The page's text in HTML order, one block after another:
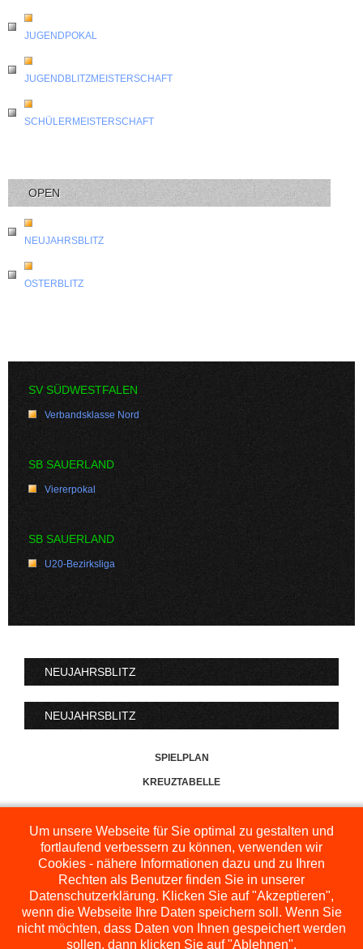
JUGENDPOKAL
JUGENDBLITZMEISTERSCHAFT
SCHÜLERMEISTERSCHAFT
OPEN
NEUJAHRSBLITZ
OSTERBLITZ
SV SÜDWESTFALEN
Verbandsklasse Nord
SB SAUERLAND
Viererpokal
SB SAUERLAND
U20-Bezirksliga
NEUJAHRSBLITZ
NEUJAHRSBLITZ
SPIELPLAN
KREUZTABELLE
Um unsere Webseite für Sie optimal zu gestalten und
fortlaufend verbessern zu können, verwenden wir
Cookies - nähere Informationen dazu und zu Ihren
Rechten als Benutzer finden Sie in unserer
Datenschutzerklärung. Klicken Sie auf "Akzeptieren",
wenn die Webseite Ihre Daten speichern soll. Wenn Sie
nicht möchten, dass Daten von Ihnen gespeichert werden
sollen, dann klicken Sie auf "Ablehnen".